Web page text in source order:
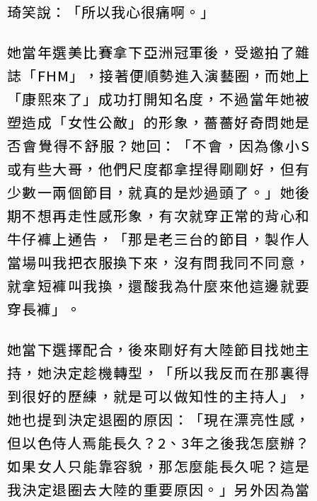
琦笑說：「所以我心很痛啊。」
她當年選美比賽拿下亞洲冠軍後，受邀拍了雜
誌「FHM」，接著便順勢進入演藝圈，而她上
「康熙來了」成功打開知名度，不過當年她被
塑造成「女性公敵」的形象，薔薔好奇問她是
否會覺得不舒服？她回：「不會，因為像小S
或有些大哥，他們尺度都拿捏得剛剛好，但有
少數一兩個節目，就真的是炒過頭了。」她後
期不想再走性感形象，有次就穿正常的背心和
牛仔褲上通告，「那是老三台的節目，製作人
當場叫我把衣服換下來，沒有問我同不同意，
就拿短褲叫我換，還酸我為什麼來他這邊就要
穿長褲」。
她當下選擇配合，後來剛好有大陸節目找她主
持，她決定趁機轉型，「所以我反而在那裏得
到很好的歷練，就是可以做知性的主持人」，
她也提到決定退圈的原因：「現在漂亮性感，
但以色侍人焉能長久？2、3年之後我怎麼辦？
如果女人只能靠容貌，那怎麼能長久呢？這是
我決定退圈去大陸的重要原因。」另外因為當